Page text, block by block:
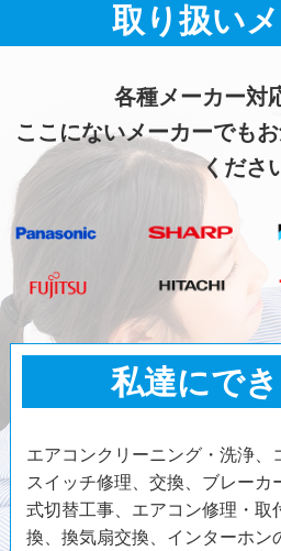
取り扱い
各種メーカー対
ここにないメーカーでも
くださ
私達にで
エアコンクリーニング・洗浄、
スイッチ修理、交換、ブレーカ
式切替工事、エアコン修理・取
換、換気扇交換、インターホン